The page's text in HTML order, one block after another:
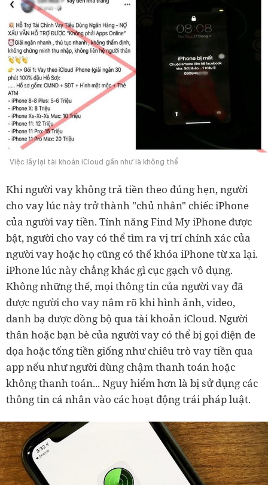
Việc lấy lại tài khoản iCloud gần như là không thể
Khi người vay không trả tiền theo đúng hẹn, người
cho vay lúc này trở thành "chủ nhân" chiếc iPhone
của người vay tiền. Tính năng Find My iPhone được
bật, người cho vay có thể tìm ra vị trí chính xác của
người vay hoặc họ cũng có thể khóa iPhone từ xa lại.
iPhone lúc này chẳng khác gì cục gạch vô dụng.
Không những thế, mọi thông tin của người vay đã
được người cho vay nắm rõ khi hình ảnh, video,
danh bạ được đồng bộ qua tài khoản iCloud. Người
thân hoặc bạn bè của người vay có thể bị gọi điện đe
dọa hoặc tống tiền giống như chiêu trò vay tiền qua
app nếu như người dùng chậm thanh toán hoặc
không thanh toán... Nguy hiểm hơn là bị sử dụng các
thông tin cá nhân vào các hoạt động trái pháp luật.